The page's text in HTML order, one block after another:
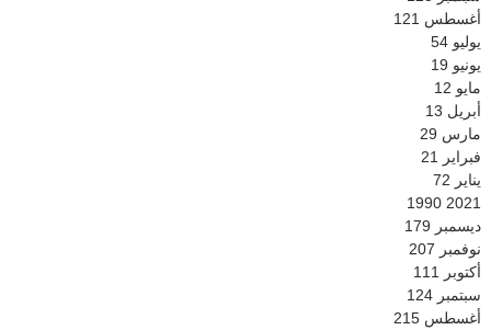
أغسطس 121
يوليو 54
يونيو 19
مايو 12
أبريل 13
مارس 29
فبراير
21
يناير 72
2021
1990
ديسمبر 179
نوفمبر 207
أكتوبر
111
سبتمبر 124
أغسطس 215